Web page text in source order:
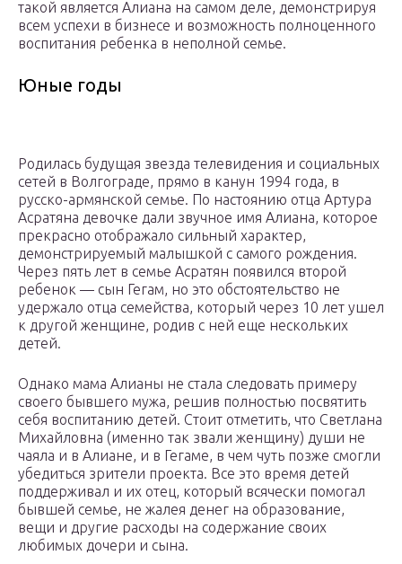
такой является Алиана на самом деле, демонстрируя
всем успехи в бизнесе и возможность полноценного
воспитания ребенка в неполной семье.
Юные годы
Родилась будущая звезда телевидения и социальных
сетей в Волгограде, прямо в канун 1994 года, в
русско-армянской семье. По настоянию отца Артура
Асратяна девочке дали звучное имя Алиана, которое
прекрасно отображало сильный характер,
демонстрируемый малышкой с самого рождения.
Через пять лет в семье Асратян появился второй
ребенок — сын Гегам, но это обстоятельство не
удержало отца семейства, который через 10 лет ушел
к другой женщине, родив с ней еще нескольких
детей.
Однако мама Алианы не стала следовать примеру
своего бывшего мужа, решив полностью посвятить
себя воспитанию детей. Стоит отметить, что Светлана
Михайловна (именно так звали женщину) души не
чаяла и в Алиане, и в Гегаме, в чем чуть позже смогли
убедиться зрители проекта. Все это время детей
поддерживал и их отец, который всячески помогал
бывшей семье, не жалея денег на образование,
вещи и другие расходы на содержание своих
любимых дочери и сына.